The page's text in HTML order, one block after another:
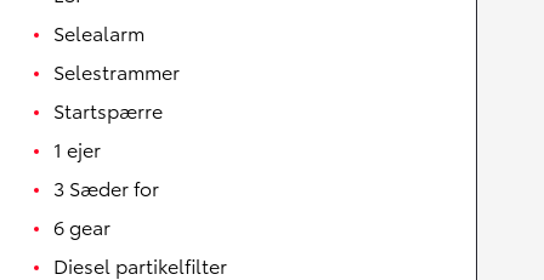
Selealarm
Selestrammer
Startspærre
1 ejer
3 Sæder for
6 gear
Diesel partikelfilter